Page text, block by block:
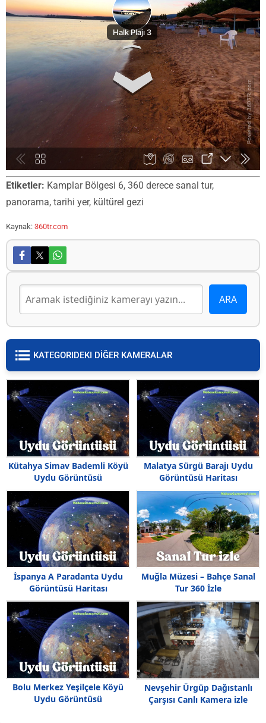
Etiketler: Kamplar Bölgesi 6, 360 derece sanal tur,
panorama, tarihi yer, kültürel gezi
Kaynak: 360tr.com
KATEGORIDEKI DİĞER KAMERALAR
Kütahya Simav Bademli Köyü
Uydu Görüntüsü
Malatya Sürgü Barajı Uydu
Görüntüsü Haritası
İspanya A Paradanta Uydu
Görüntüsü Haritası
Muğla Müzesi – Bahçe Sanal
Tur 360 İzle
Bolu Merkez Yeşilçele Köyü
Uydu Görüntüsü
Nevşehir Ürgüp Dağıstanlı
Çarşısı Canlı Kamera izle